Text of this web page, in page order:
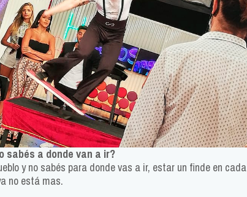
sabés a donde van a ir?
y no sabés para donde vas a ir, estar un finde en cada
no está mas.